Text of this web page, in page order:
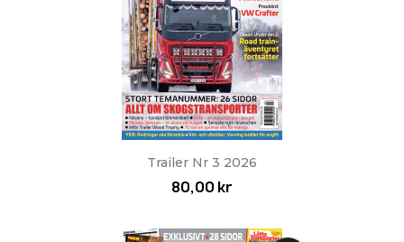
Trailer Nr 3 2026
80,00 kr